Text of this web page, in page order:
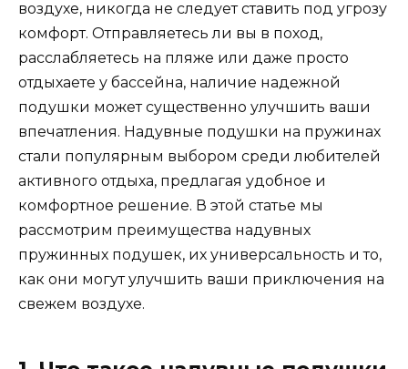
воздухе, никогда не следует ставить под угрозу
комфорт. Отправляетесь ли вы в поход,
расслабляетесь на пляже или даже просто
отдыхаете у бассейна, наличие надежной
подушки может существенно улучшить ваши
впечатления. Надувные подушки на пружинах
стали популярным выбором среди любителей
активного отдыха, предлагая удобное и
комфортное решение. В этой статье мы
рассмотрим преимущества надувных
пружинных подушек, их универсальность и то,
как они могут улучшить ваши приключения на
свежем воздухе.